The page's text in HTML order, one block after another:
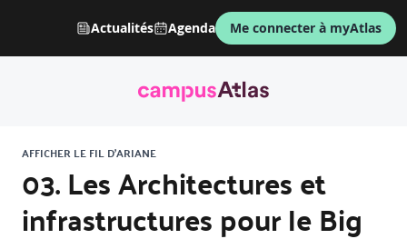
Actualités Agenda Me connecter à myAtlas
AFFICHER LE FIL D'ARIANE
03. Les Architectures et
infrastructures pour le Big